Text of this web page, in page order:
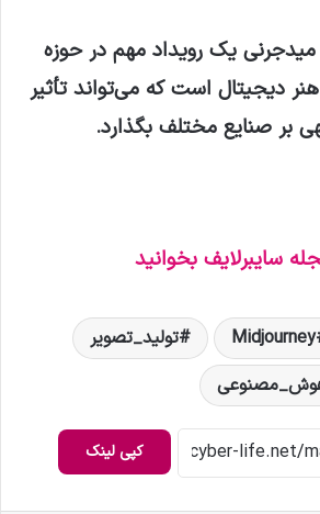
میدجرنی یک رویداد مهم در حوزه
دیجیتال است که می‌تواند تأثیر
بر صنایع مختلف بگذارد.
سایبرلایف بخوانید
Midjourney
تولید_تصویر
کپی لینک